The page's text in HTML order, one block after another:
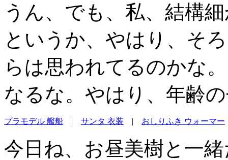
うん、でも、私、結構
というか、やはり、そ
らは思われてるのかな
なるな。やはり、年齢
プラモデル 艦船 | サンタ 衣装 | おしりふき ウォーマー
今日ね、お昼美樹と一